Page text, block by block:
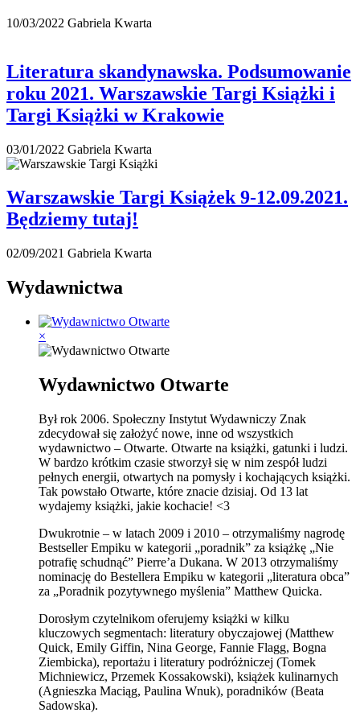
10/03/2022 Gabriela Kwarta
Literatura skandynawska. Podsumowanie
roku 2021. Warszawskie Targi Książki i
Targi Książki w Krakowie
03/01/2022 Gabriela Kwarta
Warszawskie Targi Książek 9-12.09.2021.
Będziemy tutaj!
02/09/2021 Gabriela Kwarta
Wydawnictwa
×
Wydawnictwo Otwarte
Był rok 2006. Społeczny Instytut Wydawniczy Znak
zdecydował się założyć nowe, inne od wszystkich
wydawnictwo – Otwarte. Otwarte na książki, gatunki i ludzi.
W bardzo krótkim czasie stworzył się w nim zespół ludzi
pełnych energii, otwartych na pomysły i kochających książki.
Tak powstało Otwarte, które znacie dzisiaj. Od 13 lat
wydajemy książki, jakie kochacie! <3
Dwukrotnie – w latach 2009 i 2010 – otrzymaliśmy nagrodę
Bestseller Empiku w kategorii „poradnik” za książkę „Nie
potrafię schudnąć” Pierre’a Dukana. W 2013 otrzymaliśmy
nominację do Bestellera Empiku w kategorii „literatura obca”
za „Poradnik pozytywnego myślenia” Matthew Quicka.
Dorosłym czytelnikom oferujemy książki w kilku
kluczowych segmentach: literatury obyczajowej (Matthew
Quick, Emily Giffin, Nina George, Fannie Flagg, Bogna
Ziembicka), reportażu i literatury podróżniczej (Tomek
Michniewicz, Przemek Kossakowski), książek kulinarnych
(Agnieszka Maciąg, Paulina Wnuk), poradników (Beata
Sadowska).